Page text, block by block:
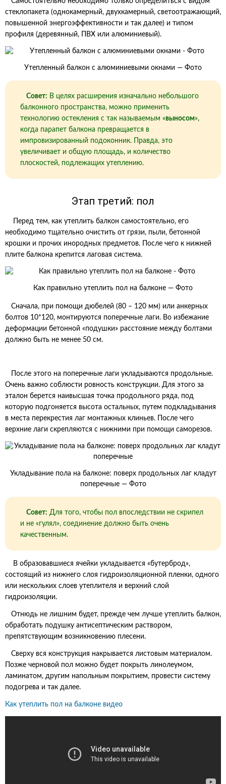
стеклопакета (однокамерный, двухкамерный, светоотражающий,
повышенной энергоэффективности и так далее) и типом
профиля (деревянный, ПВХ или алюминиевый).
Утепленный балкон с алюминиевыми окнами — Фото
Совет: В целях расширения изначально небольшого
балконного пространства, можно применить
технологию остекления с так называемым «выносом»,
когда парапет балкона превращается в
импровизированный подоконник. Правда, это
увеличивает и общую площадь, и количество
плоскостей, подлежащих утеплению.
Этап третий: пол
Перед тем, как утеплить балкон самостоятельно, его
необходимо тщательно очистить от грязи, пыли, бетонной
крошки и прочих инородных предметов. После чего к нижней
плите балкона крепится лаговая система.
Как правильно утеплить пол на балконе — Фото
Сначала, при помощи дюбелей (80 – 120 мм) или анкерных
болтов 10*120, монтируются поперечные лаги. Во избежание
деформации бетонной «подушки» расстояние между болтами
должно быть не менее 50 см.
После этого на поперечные лаги укладываются продольные.
Очень важно соблюсти ровность конструкции. Для этого за
эталон берется наивысшая точка продольного ряда, под
которую подгоняется высота остальных, путем подкладывания
в места перекрестия лаг монтажных клиньев. После чего
верхние лаги скрепляются с нижними при помощи саморезов.
Укладывание пола на балконе: поверх продольных лаг кладут
поперечные — Фото
Совет: Для того, чтобы пол впоследствии не скрипел
и не «гулял», соединение должно быть очень
качественным.
В образовавшиеся ячейки укладывается «бутерброд»,
состоящий из нижнего слоя гидроизоляционной пленки, одного
или нескольких слоев утеплителя и верхний слой
гидроизоляции.
Отнюдь не лишним будет, прежде чем лучше утеплить балкон,
обработать подушку антисептическим раствором,
препятствующим возникновению плесени.
Сверху вся конструкция накрывается листовым материалом.
Позже черновой пол можно будет покрыть линолеумом,
ламинатом, другим напольным покрытием, провести систему
подогрева и так далее.
Как утеплить пол на балконе видео